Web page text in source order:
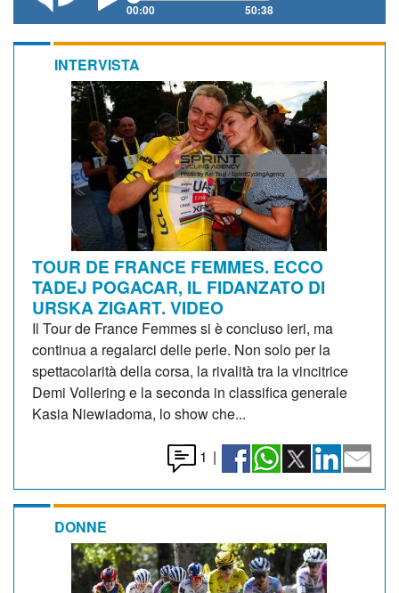
00:00 50:38
INTERVISTA
TOUR DE FRANCE FEMMES. ECCO
TADEJ POGACAR, IL FIDANZATO DI
URSKA ZIGART. VIDEO
Il Tour de France Femmes si è concluso ieri, ma
continua a regalarci delle perle. Non solo per la
spettacolarità della corsa, la rivalità tra la vincitrice
Demi Vollering e la seconda in classifica generale
Kasia Niewiadoma, lo show che...
1 |
DONNE